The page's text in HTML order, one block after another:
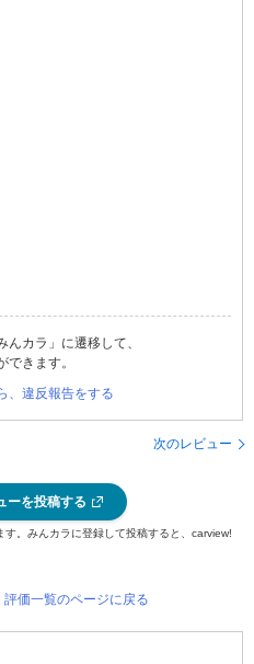
カラ」に遷移して、
できます。
、違反報告をする
次のレビュー
ーを投稿する
。みんカラに登録して投稿すると、carview!
価一覧のページに戻る